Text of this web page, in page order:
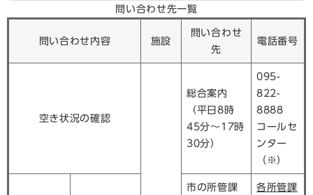
問い合わせ先一覧
問い合わせ内容 施設
問い合わせ
先
電話番号
空き状況の確認
総合案内
（平日8時
45分～17時
30分）
095-
822-
8888
コールセ
ンター
（※）
市の所管課
各所管課